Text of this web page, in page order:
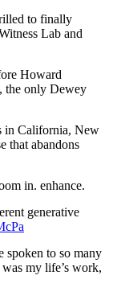
to finally
Lab and
Howard
the only Dewey
in California, New
that abandons
in. enhance.
generative
spoken to so many
my life’s work,